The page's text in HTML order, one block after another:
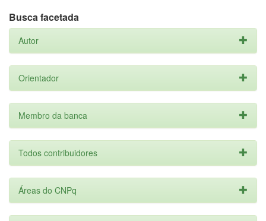
Busca facetada
Autor
Orientador
Membro da banca
Todos contribuidores
Áreas do CNPq